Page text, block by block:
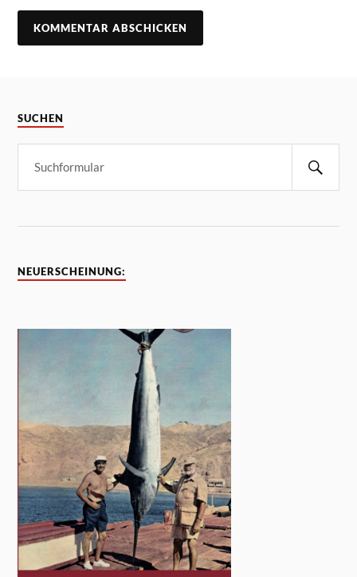
SUCHEN
NEUERSCHEINUNG: